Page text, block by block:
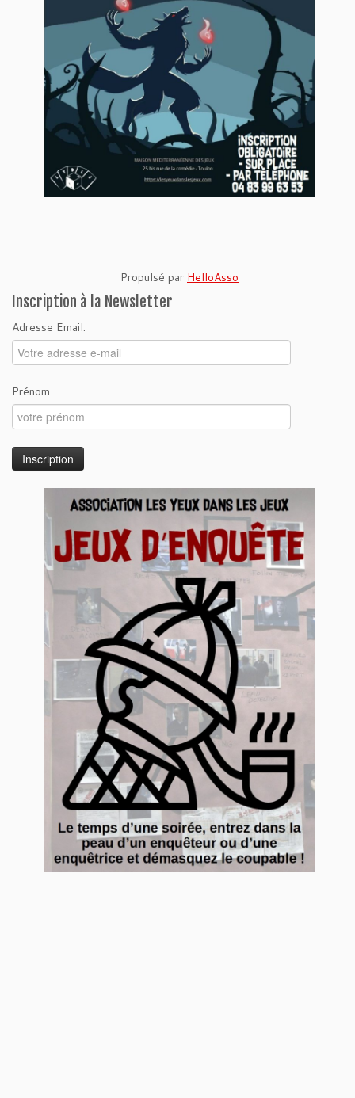
Propulsé par HelloAsso
Inscription à la Newsletter
Adresse Email:
Prénom